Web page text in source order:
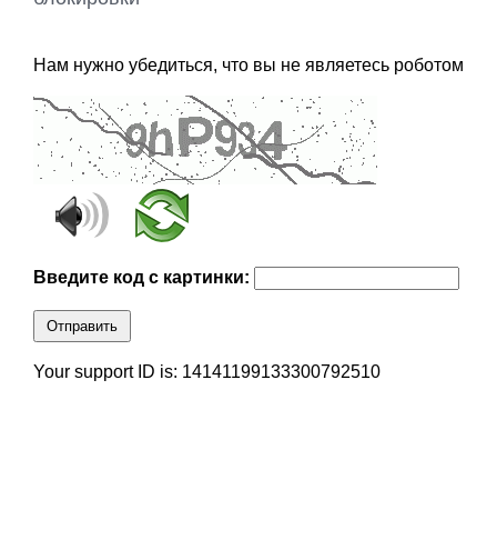
Нам нужно убедиться, что вы не являетесь роботом
Введите код с картинки:
Отправить
Your support ID is: 14141199133300792510